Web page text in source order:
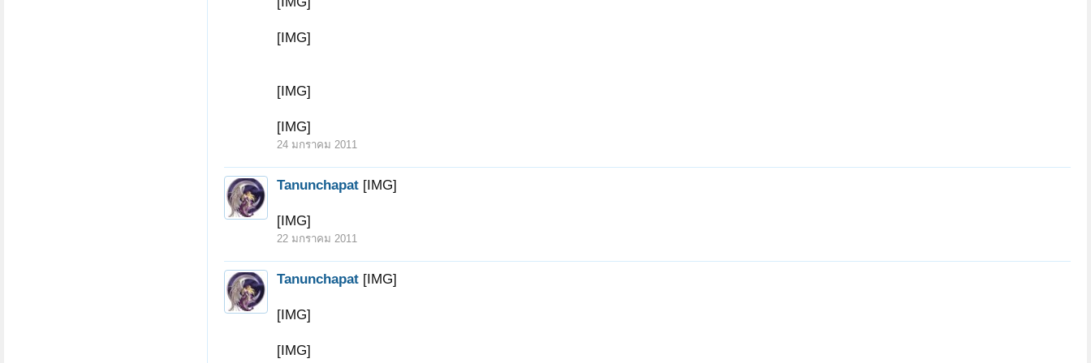
[IMG]
[IMG]
[IMG]
24 มกราคม 2011
Tanunchapat [IMG]
[IMG]
22 มกราคม 2011
Tanunchapat [IMG]
[IMG]
[IMG]